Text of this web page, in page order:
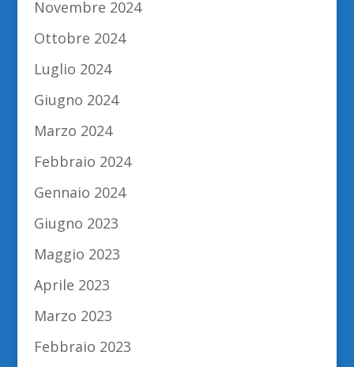
Novembre 2024
Ottobre 2024
Luglio 2024
Giugno 2024
Marzo 2024
Febbraio 2024
Gennaio 2024
Giugno 2023
Maggio 2023
Aprile 2023
Marzo 2023
Febbraio 2023